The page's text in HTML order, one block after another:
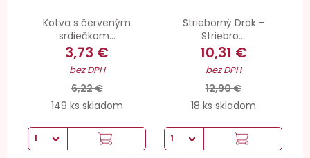
Kotva s červeným
srdiečkom...
3,73 €
bez DPH
6,22 €
149 ks skladom
Strieborný Drak -
Striebro...
10,31 €
bez DPH
12,90 €
18 ks skladom